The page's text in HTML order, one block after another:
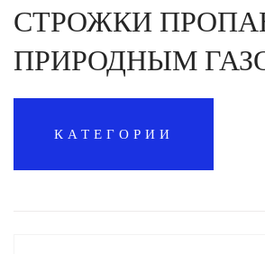
СТРОЖКИ
ПРИРОДНЫМ
КАТЕГОРИИ